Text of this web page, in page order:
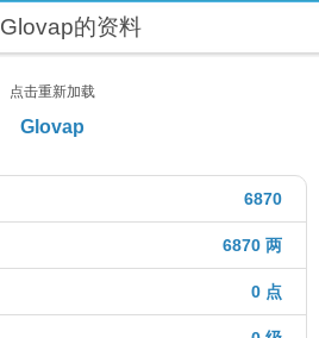
Glovap的资料
点击重新加载
Glovap
6870
6870 两
0 点